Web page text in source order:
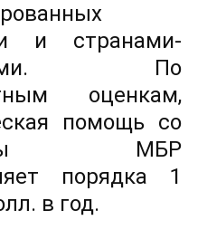
и странами-
По
оценкам,
помощь со
МБР
порядка 1
в год.